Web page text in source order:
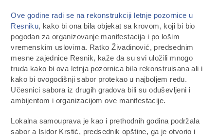
Ove godine radi se na rekonstrukciji letnje pozornice u
Resniku, kako bi ona bila objekat sa krovom, koji bi bio
pogodan za organizovanje manifestacija i po lošim
vremenskim uslovima. Ratko Živadinović, predsednim
mesne zajednice Resnik, kaže da su svi uložili mnogo
truda kako bi ova letnja pozornica bila rekonstruisana ali i
kako bi ovogodišnji sabor protekao u najboljem redu.
Učesnici sabora iz drugih gradova bili su oduševljeni i
ambijentom i organizacijom ove manifestacije.
Lokalna samouprava je kao i prethodnih godina podržala
sabor a Isidor Krstić, predsednik opštine, ga je otvorio i